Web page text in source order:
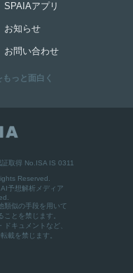
SPAIAアプリ
お知らせ
お問い合わせ
っと面白く
取得 No.ISA IS 0311
Reserved.
予想解析メディア
類似の手段を用いて
とを禁じます。
キュメントなど、
載を禁じます。